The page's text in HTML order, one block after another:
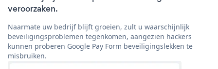
veroorzaken.
Naarmate uw bedrijf blijft groeien, zult u waarschijnlijk
beveiligingsproblemen tegenkomen, aangezien hackers
kunnen proberen Google Pay Form beveiligingslekken te
misbruiken.